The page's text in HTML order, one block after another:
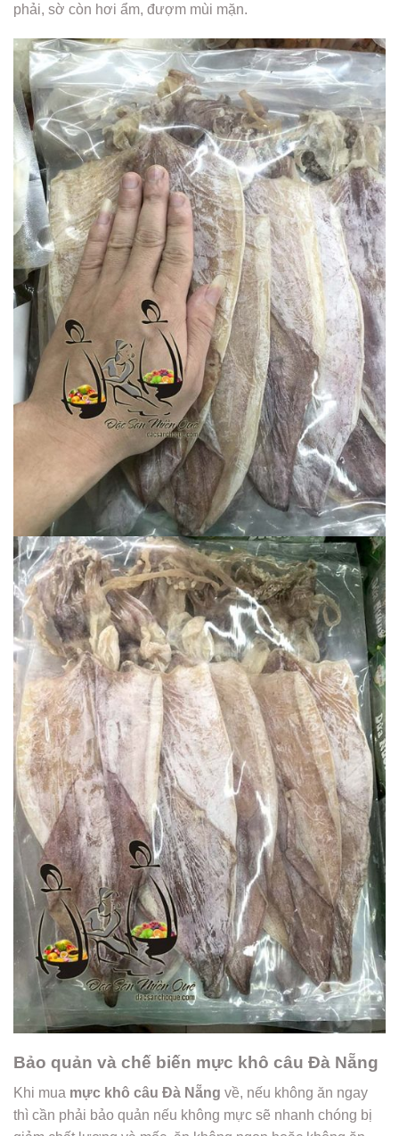
phải, sờ còn hơi ẩm, đượm mùi mặn.
Bảo quản và chế biến mực khô câu Đà Nẵng
Khi mua mực khô câu Đà Nẵng về, nếu không ăn ngay
thì cần phải bảo quản nếu không mực sẽ nhanh chóng bị